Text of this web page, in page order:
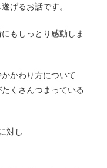
げるお話です。
もしっとり感動しま
かわり方について
くさんつまっている
対し